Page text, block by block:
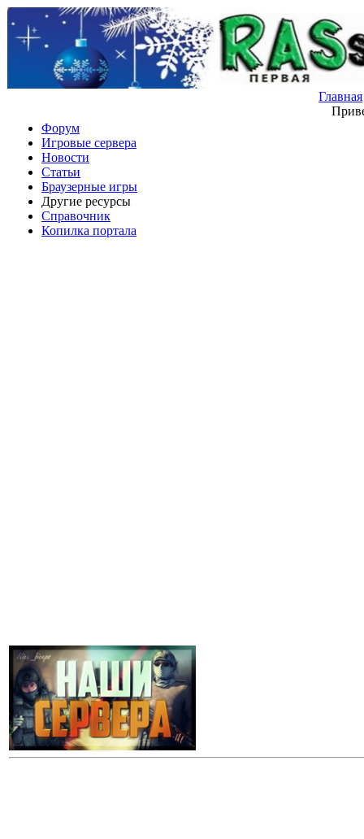
Главная
Форум
Игровые сервера
Новости
Статьи
Браузерные игры
Другие ресурсы
Справочник
Копилка портала